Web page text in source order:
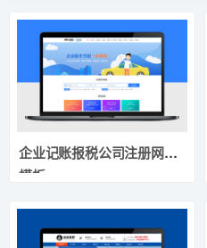
企业记账报税公司注册网站
模板